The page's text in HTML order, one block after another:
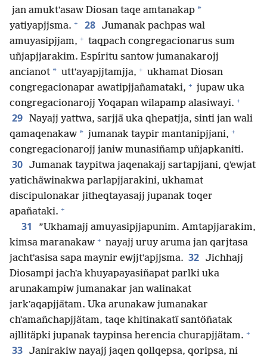
jan amuktʼasaw Diosan taqe amtanakap *
yatiyapjjsma. + 28 Jumanak pachpas wal
amuyasipjjam, + taqpach congregacionarus sum
uñjapjjarakim. Espíritu santow jumanakarojj
ancianot * uttʼayapjjtamjja, + ukhamat Diosan
congregacionapar awatipjjañamataki, + jupaw uka
congregacionarojj Yoqapan wilapamp alasiwayi. +
29 Nayajj yattwa, sarjjä uka qhepatjja, sinti jan wali
qamaqenakaw * jumanak taypir mantanipjjani, +
congregacionarojj janiw munasiñamp uñjapkaniti.
30 Jumanak taypitwa jaqenakajj sartapjjani, qʼewjat
yatichäwinakwa parlapjjarakini, ukhamat
discipulonakar jitheqtayasajj jupanak toqer
apañataki. +
31
”Ukhamajj amuyasipjjapunim. Amtapjjarakim,
kimsa maranakaw + nayajj uruy aruma jan qarjtasa
jachtʼasisa sapa maynir ewjjtʼapjjsma. 32 Jichhajj
Diosampi jachʼa khuyapayasiñapat parlki uka
arunakampiw jumanakar jan walinakat
jarkʼaqapjjätam. Uka arunakaw jumanakar
chʼamañchapjjätam, taqe khitinakatï santöñatak
ajllitäpki jupanak taypinsa herencia churapjjätam. +
33 Janirakiw nayajj jaqen qollqepsa, qoripsa, ni